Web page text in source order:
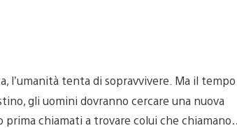
l’umanità tenta di sopravvivere. Ma il tempo
gli uomini dovranno cercare una nuova
chiamati a trovare colui che